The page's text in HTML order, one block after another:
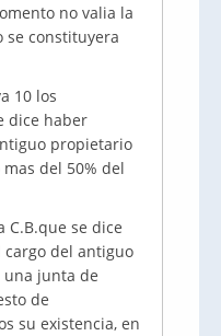
no valia la
se constituyera
10 los
dice haber
propietario
del 50% del
se dice
del antiguo
una junta de
de
su existencia, en